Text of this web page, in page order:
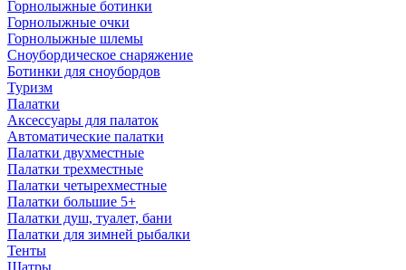
Горнолыжные ботинки
Горнолыжные очки
Горнолыжные шлемы
Сноубордическое снаряжение
Ботинки для сноубордов
Туризм
Палатки
Аксессуары для палаток
Автоматические палатки
Палатки двухместные
Палатки трехместные
Палатки четырехместные
Палатки большие 5+
Палатки душ, туалет, бани
Палатки для зимней рыбалки
Тенты
Шатры